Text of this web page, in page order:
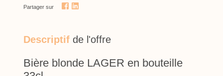
Partager sur
Descriptif de l'offre
Bière blonde LAGER en bouteille